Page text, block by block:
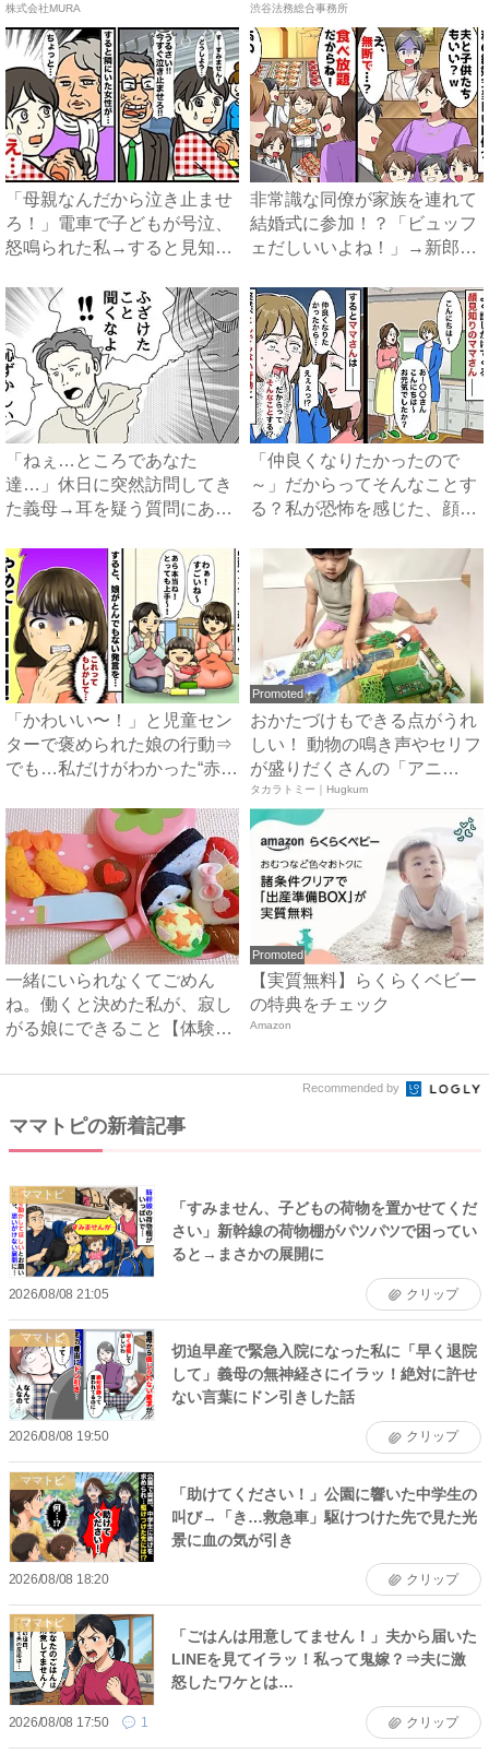
株式会社MURA
で...
渋谷法務総合事務所
「母親なんだから泣き止ませ
ろ！」電車で子どもが号泣、
怒鳴られた私→すると見知ら
非常識な同僚が家族を連れて
結婚式に参加！？「ビュッフ
ェだしいいよね！」→新郎が
「ねぇ…ところであなた
達…」休日に突然訪問してき
た義母→耳を疑う質問にあ
「仲良くなりたかったので
～」だからってそんなことす
る？私が恐怖を感じた、顔見
「かわいい〜！」と児童セン
ターで褒められた娘の行動⇒
でも…私だけがわかった“赤
Promoted
おかたづけもできる点がうれ
しい！ 動物の鳴き声やセリフ
が盛りだくさんの「アニ
ア ...
タカラトミー｜Hugkum
一緒にいられなくてごめん
ね。働くと決めた私が、寂し
がる娘にできること【体験
Promoted
【実質無料】らくらくベビー
の特典をチェック
Amazon
Recommended by
ママトピの新着記事
ママトピ
「すみません、子どもの荷物を置かせてくだ
さい」新幹線の荷物棚がパツパツで困ってい
ると→まさかの展開に
2026/08/08 21:05 クリップ
ママトピ
切迫早産で緊急入院になった私に「早く退院
して」義母の無神経さにイラッ！絶対に許せ
ない言葉にドン引きした話
2026/08/08 19:50 クリップ
ママトピ
「助けてください！」公園に響いた中学生の
叫び→「き…救急車」駆けつけた先で見た光
景に血の気が引き
2026/08/08 18:20 クリップ
ママトピ
「ごはんは用意してません！」夫から届いた
LINEを見てイラッ！私って鬼嫁？⇒夫に激
怒したワケとは…
2026/08/08 17:50 1 クリップ